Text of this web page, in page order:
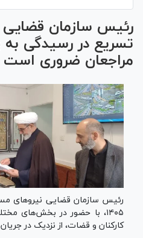
رئیس سازمان
تسریع در رسیدگی به
مراجعان ضروری است
رئیس سازمان قضایی نیرو‌های
۱۴۰۵، با حضور در بخش‌های
کارکنان و قضات، از نزدیک در